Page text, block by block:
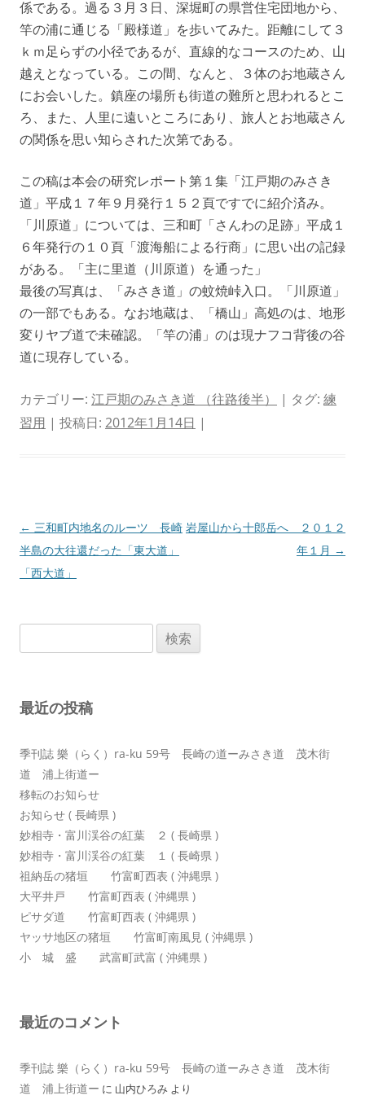
係である。過る３月３日、深堀町の県営住宅団地から、
竿の浦に通じる「殿様道」を歩いてみた。距離にして３
ｋｍ足らずの小径であるが、直線的なコースのため、山
越えとなっている。この間、なんと、３体のお地蔵さん
にお会いした。鎮座の場所も街道の難所と思われるとこ
ろ、また、人里に遠いところにあり、旅人とお地蔵さん
の関係を思い知らされた次第である。
この稿は本会の研究レポート第１集「江戸期のみさき
道」平成１７年９月発行１５２頁ですでに紹介済み。
「川原道」については、三和町「さんわの足跡」平成１
６年発行の１０頁「渡海船による行商」に思い出の記録
がある。「主に里道（川原道）を通った」
最後の写真は、「みさき道」の蚊焼峠入口。「川原道」
の一部でもある。なお地蔵は、「橋山」高処のは、地形
変りヤブ道で未確認。「竿の浦」のは現ナフコ背後の谷
道に現存している。
カテゴリー: 江戸期のみさき道 （往路後半） | タグ: 練
習用 | 投稿日: 2012年1月14日 |
投
稿
ナ
ン
← 三和町内地名のルーツ 長崎
半島の大往還だった「東大道」
「西大道」
岩屋山から十郎岳へ ２０１２
年１月 →
索:
最近の投稿
季刊誌 樂（らく）ra-ku 59号 長崎の道ーみさき道 茂木街
道 浦上街道ー
移転のお知らせ
お知らせ ( 長崎県 )
妙相寺・富川渓谷の紅葉 ２ ( 長崎県 )
妙相寺・富川渓谷の紅葉 １ ( 長崎県 )
祖納岳の猪垣 竹富町西表 ( 沖縄県 )
大平井戸 竹富町西表 ( 沖縄県 )
ピサダ道 竹富町西表 ( 沖縄県 )
ヤッサ地区の猪垣 竹富町南風見 ( 沖縄県 )
小 城 盛 武富町武富 ( 沖縄県 )
最近のコメント
季刊誌 樂（らく）ra-ku 59号 長崎の道ーみさき道 茂木街
道 浦上街道ー に 山内ひろみ より